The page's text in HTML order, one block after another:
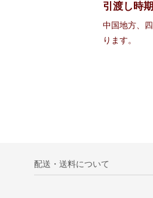
引渡し時期
中国地方、
ります。
配送・送料について